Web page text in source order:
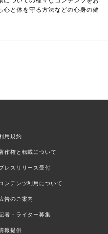
心と体を守る方法などの心身の健
用規約
作権と転載について
レスリリース受付
コンテンツ利用について
告のご案内
者・ライター募集
報提供